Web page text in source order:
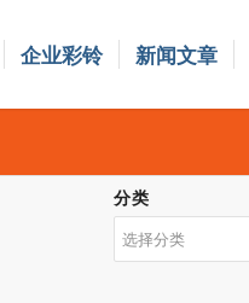
企业彩铃 新闻文章
分类
类